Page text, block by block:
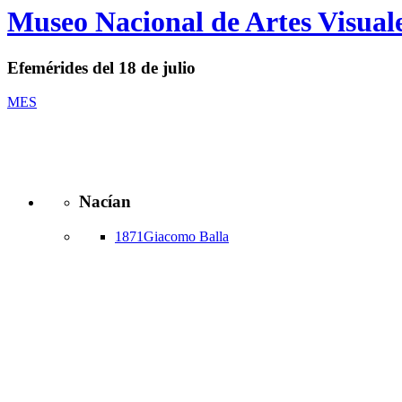
Logo
MNAV
Museo Nacional de Artes
Efemérides del 18 de julio
MES
Nacían
1871Giacomo Balla